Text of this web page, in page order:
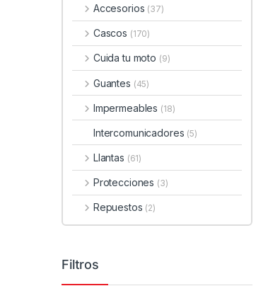
Accesorios (37)
Cascos (170)
Cuida tu moto (9)
Guantes (45)
Impermeables (18)
Intercomunicadores (5)
Llantas (61)
Protecciones (3)
Repuestos (2)
Filtros